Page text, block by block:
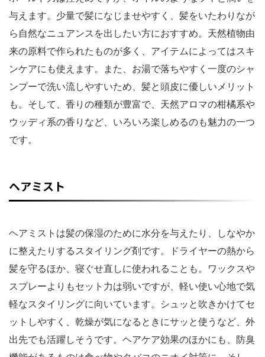
与えます。少量で髪になじませやすく、髪をいたわりなが
ら自然なニュアンスを出したい方におすすめ。天然植物由
来の原料で作られたものが多く、アイテムによってはスキ
ンケアにも使えます。また、お湯で落ちやすく一度のシャ
ンプーで洗い流しやすいため、髪と頭皮に優しいメリット
も。そして、香りの種類が豊富で、天然アロマの柑橘系や
ウッディ系の香りなど、いろいろ楽しめるのも魅力の一つ
です。
ヘアミスト
ヘアミストは髪の保湿のために水分を与えたり、しなやか
に整えたりするスタイリング剤です。ドライヤーの熱から
髪を守るほか、寝ぐせ直しに使われることも。ワックスや
スプレーよりもセット力は弱いですが、軽い使い心地で気
軽なスタイリングに向いています。シュッと吹きかけてセ
ットしやすく、乾燥が気になるときにサッと使うなど、外
出先でも活躍しそうです。ヘアケア効果のほかにも、防臭